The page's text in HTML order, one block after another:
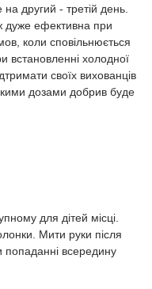
на другий - третій день.
дуже ефективна при
коли сповільнюється
встановленні холодної
своїх вихованців
дозами добрив буде
для дітей місці.
Мити руки після
попаданні всередину